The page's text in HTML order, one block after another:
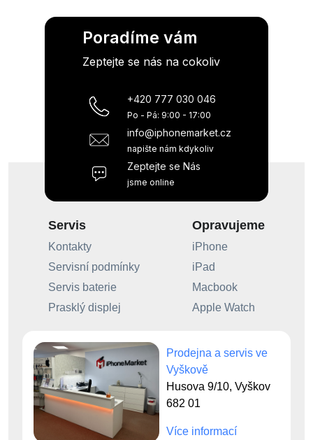
Poradíme vám
Zeptejte se nás na cokoliv
+420 777 030 046
Po - Pá: 9:00 - 17:00
info@iphonemarket.cz
napište nám kdykoliv
Zeptejte se Nás
jsme online
Servis
Kontakty
Servisní podmínky
Servis baterie
Prasklý displej
Opravujeme
iPhone
iPad
Macbook
Apple Watch
Prodejna a servis ve
Vyškově
Husova 9/10, Vyškov
682 01
Více informací